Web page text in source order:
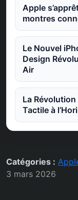
Apple
montres
Le Nouvel
Design
Air
La
Tactile à
Catégories :
3 mars 2026